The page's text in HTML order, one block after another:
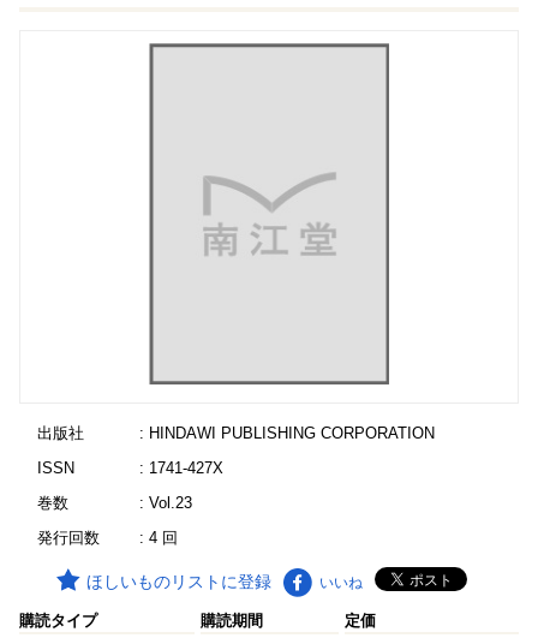
出版社
: HINDAWI PUBLISHING CORPORATION
ISSN
: 1741-427X
巻数
: Vol.23
発行回数
: 4 回
ほしいものリストに登録 いいね
購読タイプ 購読期間 定価